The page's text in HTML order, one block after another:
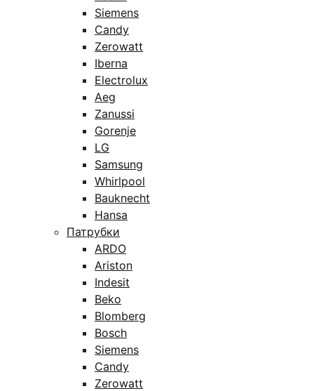
Siemens
Candy
Zerowatt
Iberna
Electrolux
Aeg
Zanussi
Gorenje
LG
Samsung
Whirlpool
Bauknecht
Hansa
Патрубки
ARDO
Ariston
Indesit
Beko
Blomberg
Bosch
Siemens
Candy
Zerowatt